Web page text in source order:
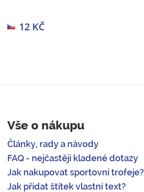
12 KČ
Vše o nákupu
Články, rady a návody
FAQ - nejčastěji kladené dotazy
Jak nakupovat sportovní trofeje?
Jak přidat štítek vlastní text?